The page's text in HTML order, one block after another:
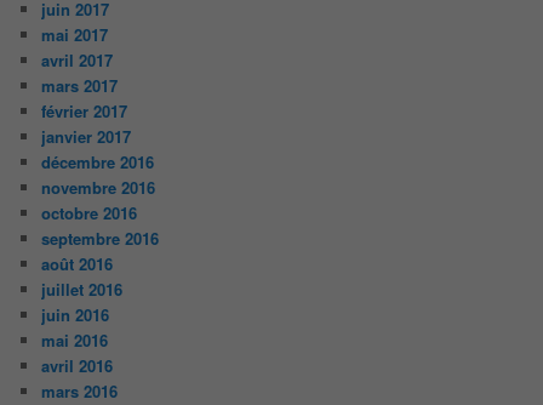
juin 2017
mai 2017
avril 2017
mars 2017
février 2017
janvier 2017
décembre 2016
novembre 2016
octobre 2016
septembre 2016
août 2016
juillet 2016
juin 2016
mai 2016
avril 2016
mars 2016